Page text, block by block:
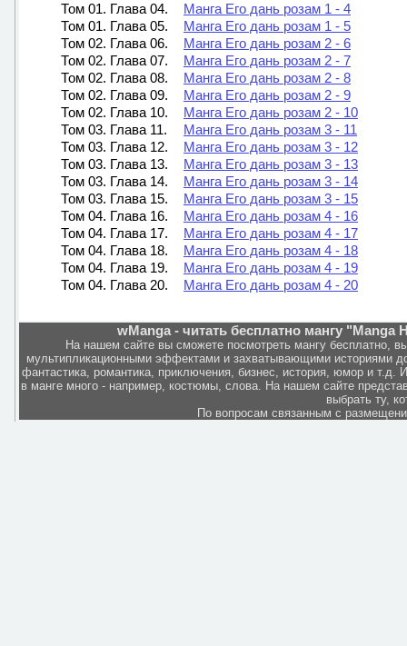
Том 01. Глава 04.
Манга Его дань розам 1 - 4
Том 01. Глава 05.
Манга Его дань розам 1 - 5
Том 02. Глава 06.
Манга Его дань розам 2 - 6
Том 02. Глава 07.
Манга Его дань розам 2 - 7
Том 02. Глава 08.
Манга Его дань розам 2 - 8
Том 02. Глава 09.
Манга Его дань розам 2 - 9
Том 02. Глава 10.
Манга Его дань розам 2 - 10
Том 03. Глава 11.
Манга Его дань розам 3 - 11
Том 03. Глава 12.
Манга Его дань розам 3 - 12
Том 03. Глава 13.
Манга Его дань розам 3 - 13
Том 03. Глава 14.
Манга Его дань розам 3 - 14
Том 03. Глава 15.
Манга Его дань розам 3 - 15
Том 04. Глава 16.
Манга Его дань розам 4 - 16
Том 04. Глава 17.
Манга Его дань розам 4 - 17
Том 04. Глава 18.
Манга Его дань розам 4 - 18
Том 04. Глава 19.
Манга Его дань розам 4 - 19
Том 04. Глава 20.
Манга Его дань розам 4 - 20
wManga - читать бесплатно мангу
На нашем сайте вы сможете посмотреть мангу бесплатно,
мультипликационными эффектами и захватывающими историями
фантастика, романтика, приключения, бизнес, история, юмор и
в манге много - например, костюмы, слова. На нашем сайте
выбрать ту,
По вопросам связанным с